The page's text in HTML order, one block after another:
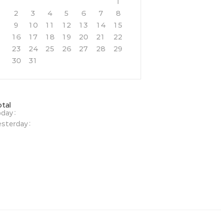
2
3 4 5 6 7
8
9
10 11 12 13 14
15
16
17 18 19 20 21
22
23
24 25 26 27 28
29
30
31
:
: